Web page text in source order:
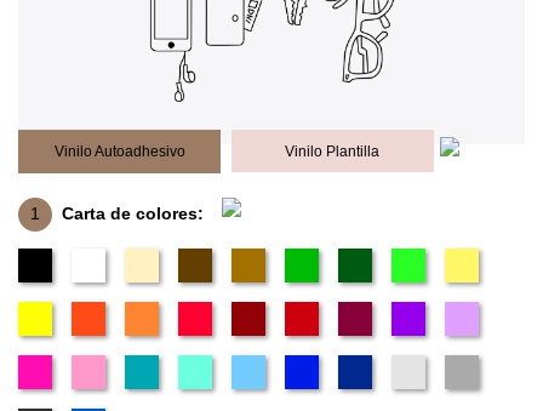
Vinilo Autoadhesivo Vinilo Plantilla
1 Carta de colores: